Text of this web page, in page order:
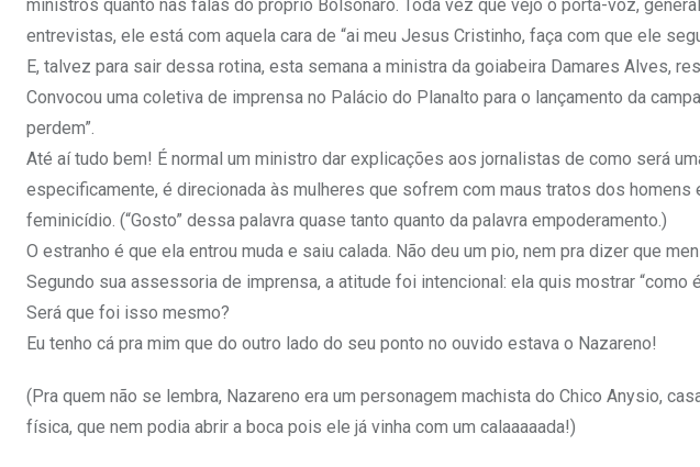
ministros quanto nas falas do próprio Bolsonaro. Toda vez que vejo o porta-voz,
entrevistas, ele está com aquela cara de “ai meu Jesus Cristinho, faça com que ele
E, talvez para sair dessa rotina, esta semana a ministra da goiabeira Damares Alves,
Convocou uma coletiva de imprensa no Palácio do Planalto para o lançamento da
perdem”.
Até aí tudo bem! É normal um ministro dar explicações aos jornalistas de como será
especificamente, é direcionada às mulheres que sofrem com maus tratos dos homens
feminicídio. (“Gosto” dessa palavra quase tanto quanto da palavra empoderamento.)
O estranho é que ela entrou muda e saiu calada. Não deu um pio, nem pra dizer que
Segundo sua assessoria de imprensa, a atitude foi intencional: ela quis mostrar “como
Será que foi isso mesmo?
Eu tenho cá pra mim que do outro lado do seu ponto no ouvido estava o Nazareno!
(Pra quem não se lembra, Nazareno era um personagem machista do Chico Anysio,
física, que nem podia abrir a boca pois ele já vinha com um calaaaaada!)